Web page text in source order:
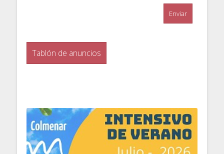
Enviar
Tablón de anuncios